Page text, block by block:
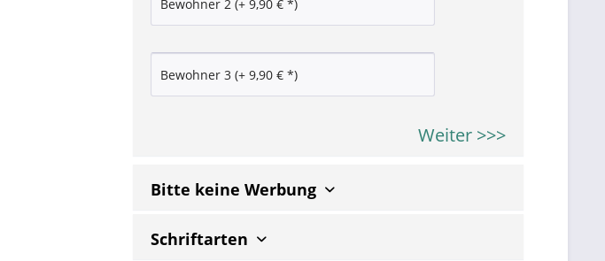
Weiter >>>
Bitte keine Werbung
Schriftarten